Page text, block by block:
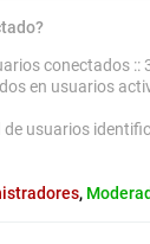
conectados ::
en usuarios
usuarios
,